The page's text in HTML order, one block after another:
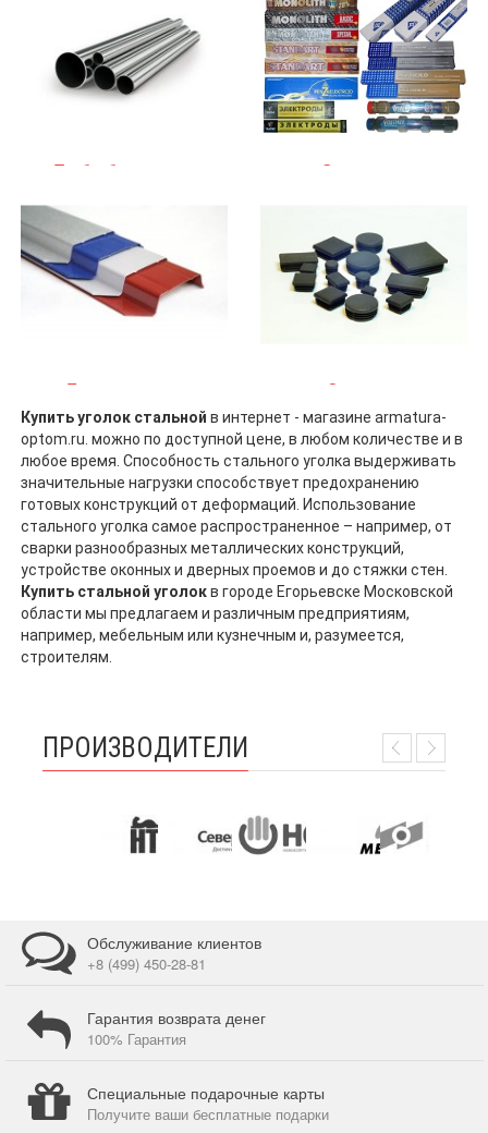
Трубы бесшовные Электроды
Евроштакетник Заглушки
Купить уголок стальной в интернет - магазине armatura-
optom.ru. можно по доступной цене, в любом количестве и в
любое время. Способность стального уголка выдерживать
значительные нагрузки способствует предохранению
готовых конструкций от деформаций. Использование
стального уголка самое распространенное – например, от
сварки разнообразных металлических конструкций,
устройстве оконных и дверных проемов и до стяжки стен.
Купить стальной уголокв городе Егорьевске Московской
области мы предлагаем и различным предприятиям,
например, мебельным или кузнечным и, разумеется,
строителям.
ПРОИЗВОДИТЕЛИ
Обслуживание клиентов
+8 (499) 450-28-81
Гарантия возврата денег
100% Гарантия
Специальные подарочные карты
Получите ваши бесплатные подарки